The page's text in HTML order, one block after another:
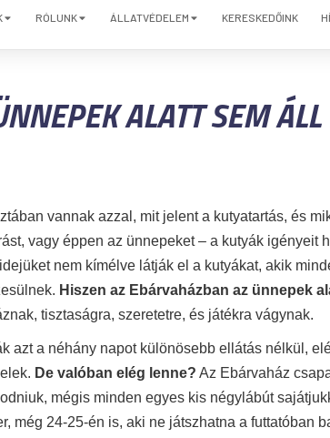
RÓLUNK ÁLLATVÉDELEM KERESKEDŐINK
ALATT SEM
vannak azzal, mit jelent a kutyatartás, és
vagy éppen az ünnepeket – a kutyák igényeit
nem kímélve látják el a kutyákat, akik
Hiszen az Ebárvaházban az ünnepek
tisztaságra, szeretetre, és játékra vágynak.
azt a néhány napot különösebb ellátás nélkül,
De valóban elég lenne? Az Ebárvaház
mégis minden egyes kis négylábút
még 24-25-én is, aki ne játszhatna a futtatóban